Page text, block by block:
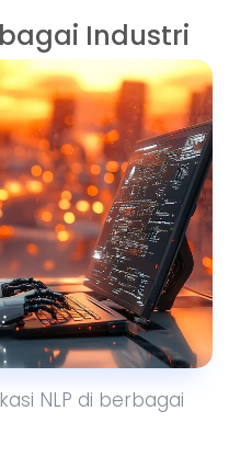
Industri
NLP di berbagai